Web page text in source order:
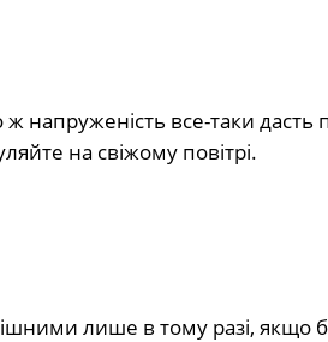
напруженість все-таки дасть
на свіжому повітрі.
лише в тому разі, якщо